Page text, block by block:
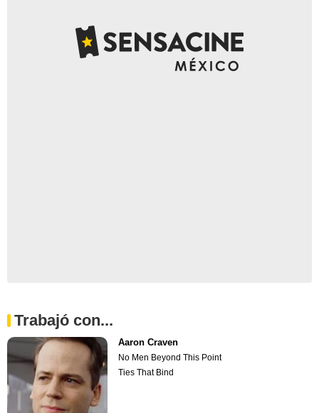
Trabajó con...
Aaron Craven
No Men Beyond This Point
Ties That Bind